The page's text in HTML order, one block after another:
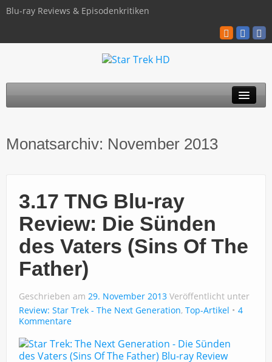
Blu-ray Reviews & Episodenkritiken
TNG
Kinofilme
Blu-ray / 4K
Über uns
Impressum
Monatsarchiv: November 2013
3.17 TNG Blu-ray
Review: Die Sünden
des Vaters (Sins Of The
Father)
Geschrieben am 29. November 2013 Veröffentlicht unter
Review: Star Trek - The Next Generation, Top-Artikel
4
Kommentare